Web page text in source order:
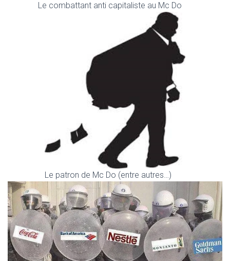
Le combattant anti capitaliste au Mc Do
Le patron de Mc Do (entre autres…)